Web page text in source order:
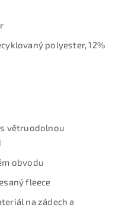
polyester, 12%
větruodolnou
obvodu
fleece
na zádech a